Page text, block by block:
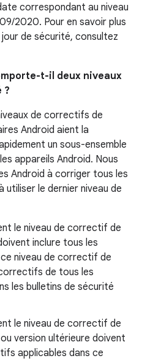
correspondant au niveau
2020. Pour en savoir plus
de sécurité, consultez
t-il deux niveaux
?
de correctifs de
Android aient la
un sous-ensemble
appareils Android. Nous
Android à corriger tous les
utiliser le dernier niveau de
le niveau de correctif de
inclure tous les
niveau de correctif de
de tous les
les bulletins de sécurité
le niveau de correctif de
version ultérieure doivent
applicables dans ce